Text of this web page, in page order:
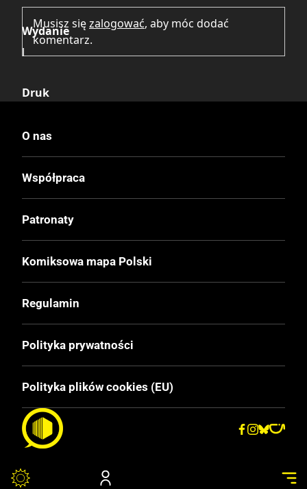
Wydanie
I
Druk
Oprawa
Miękka ze skrzydełkami
Format
210x290 mm
80
Cena Okładkowa
9789268061084
Musisz sięzalogować, aby móc dodać
komentarz.
O nas
Współpraca
Patronaty
Komiksowa mapa Polski
Regulamin
Polityka prywatności
Polityka plików cookies (EU)